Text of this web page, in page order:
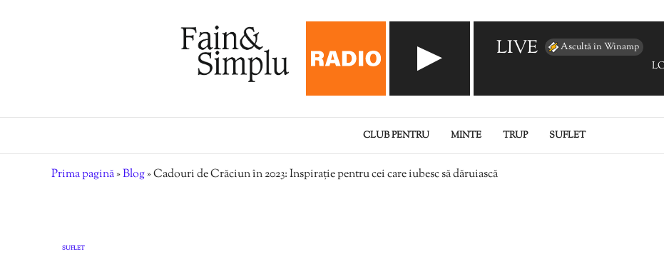
LIVE Ascultă în Winamp
CLUB PENTRU MINTE TRUP SUFLET
Prima pagină»Blog»Cadouri de Crăciun în 2023: Inspirație pentru cei care iubesc să dăruiască
SUFLET